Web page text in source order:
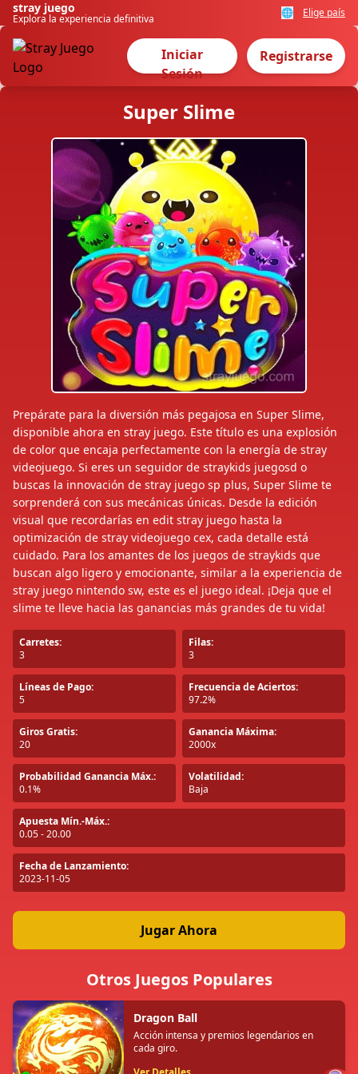
stray juego
Explora la experiencia definitiva 🌐 Elige país
Iniciar
Sesión
Registrarse
Super Slime
Prepárate para la diversión más pegajosa en Super Slime,
disponible ahora en stray juego. Este título es una explosión
de color que encaja perfectamente con la energía de stray
videojuego. Si eres un seguidor de straykids juegosd o
buscas la innovación de stray juego sp plus, Super Slime te
sorprenderá con sus mecánicas únicas. Desde la edición
visual que recordarías en edit stray juego hasta la
optimización de stray videojuego cex, cada detalle está
cuidado. Para los amantes de los juegos de straykids que
buscan algo ligero y emocionante, similar a la experiencia de
stray juego nintendo sw, este es el juego ideal. ¡Deja que el
slime te lleve hacia las ganancias más grandes de tu vida!
Carretes:
3
Filas:
3
Líneas de Pago:
5
Frecuencia de Aciertos:
97.2%
Giros Gratis:
20
Ganancia Máxima:
2000x
Probabilidad Ganancia Máx.:
0.1%
Volatilidad:
Baja
Apuesta Mín.-Máx.:
0.05 - 20.00
Fecha de Lanzamiento:
2023-11-05
Jugar Ahora
Otros Juegos Populares
Dragon Ball
Acción intensa y premios legendarios en
cada giro.